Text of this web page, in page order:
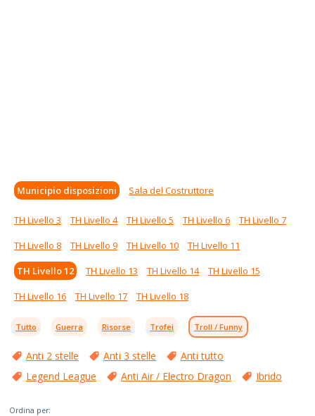
Municipio disposizioni Sala del Costruttore
TH Livello 3 TH Livello 4 TH Livello 5 TH Livello 6
TH Livello 7
TH Livello 8
TH Livello 9 TH Livello 10
TH Livello 11
TH Livello 12
TH Livello 13 TH Livello 14
TH Livello 15
TH Livello 16
TH Livello 17 TH Livello 18
Tutto Guerra Risorse Trofei Troll / Funny
Anti 2 stelle Anti 3 stelle
Anti tutto
Legend League
Anti Air / Electro Dragon Ibrido
Ordina per: